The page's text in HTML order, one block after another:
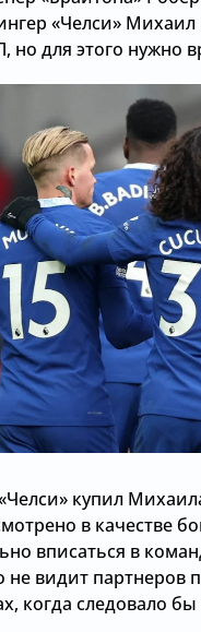
«Челси»
но для этого нужно
купил
в качестве
вписаться в
не видит партнеров
когда следовало